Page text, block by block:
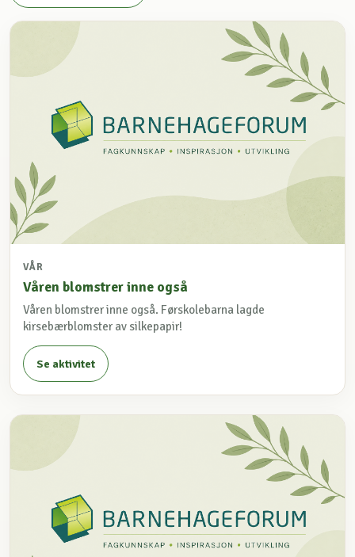
VÅR
Våren blomstrer inne også
Våren blomstrer inne også. Førskolebarna lagde
kirsebærblomster av silkepapir!
Se aktivitet